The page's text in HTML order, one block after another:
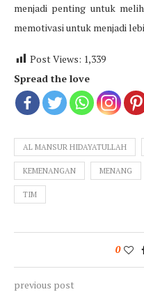
menjadi penting untuk
memotivasi untuk menjadi
Post Views: 1,339
Spread the love
AL MANSUR HIDAYATULLAH
KEMENANGAN MENANG
TIM
0
previous post